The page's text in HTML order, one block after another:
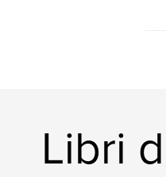
Libri